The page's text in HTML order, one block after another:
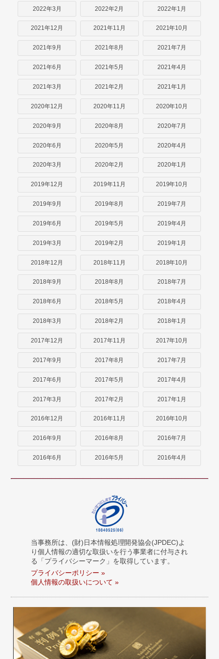
2022年3月 2022年2月 2022年1月
2021年12月 2021年11月 2021年10月
2021年9月 2021年8月 2021年7月
2021年6月 2021年5月 2021年4月
2021年3月 2021年2月 2021年1月
2020年12月 2020年11月 2020年10月
2020年9月 2020年8月 2020年7月
2020年6月 2020年5月 2020年4月
2020年3月 2020年2月 2020年1月
2019年12月 2019年11月 2019年10月
2019年9月 2019年8月 2019年7月
2019年6月 2019年5月 2019年4月
2019年3月 2019年2月 2019年1月
2018年12月 2018年11月 2018年10月
2018年9月 2018年8月 2018年7月
2018年6月 2018年5月 2018年4月
2018年3月 2018年2月 2018年1月
2017年12月 2017年11月 2017年10月
2017年9月 2017年8月 2017年7月
2017年6月 2017年5月 2017年4月
2017年3月 2017年2月 2017年1月
2016年12月 2016年11月 2016年10月
2016年9月 2016年8月 2016年7月
2016年6月 2016年5月 2016年4月
当事務所は、(財)日本情報処理開発協会(JPDEC)よ
り個人情報の適切な取扱いを行う事業者に付与され
る「プライバシーマーク」を取得しています。
プライバシーポリシー »
個人情報の取扱いについて »